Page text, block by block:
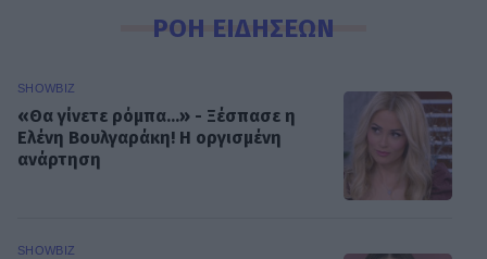
ΡΟΗ ΕΙΔΗΣΕΩΝ
SHOWBIZ
«Θα γίνετε ρόμπα…» - Ξέσπασε η
Ελένη Βουλγαράκη! Η οργισμένη
ανάρτηση
SHOWBIZ